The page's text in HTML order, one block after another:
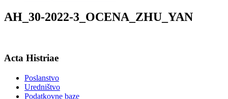
AH_30-2022-3_OCENA_ZHU_YAN
Acta Histriae
Poslanstvo
Uredništvo
Podatkovne baze